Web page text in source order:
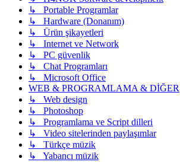
↳ Portable Programlar
↳ Hardware (Donanım)
↳ Ürün şikayetleri
↳ Internet ve Network
↳ PC güvenlik
↳ Chat Programları
↳ Microsoft Office
WEB & PROGRAMLAMA & DİĞER
↳ Web design
↳ Photoshop
↳ Programlama ve Script dilleri
↳ Video sitelerinden paylaşımlar
↳ Türkçe müzik
↳ Yabancı müzik